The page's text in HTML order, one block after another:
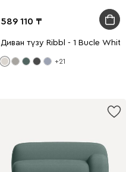
589 110
Диван түзу Ribbl - 1 Bucle White
+21